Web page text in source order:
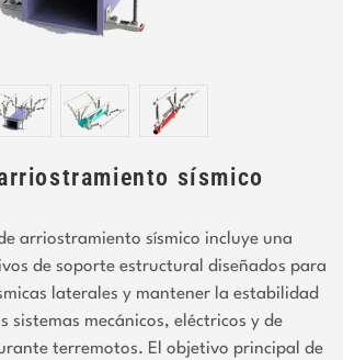
sísmico
arriostramiento sísmico incluye una
de soporte estructural diseñados para
laterales y mantener la estabilidad
sistemas mecánicos, eléctricos y de
terremotos. El objetivo principal de